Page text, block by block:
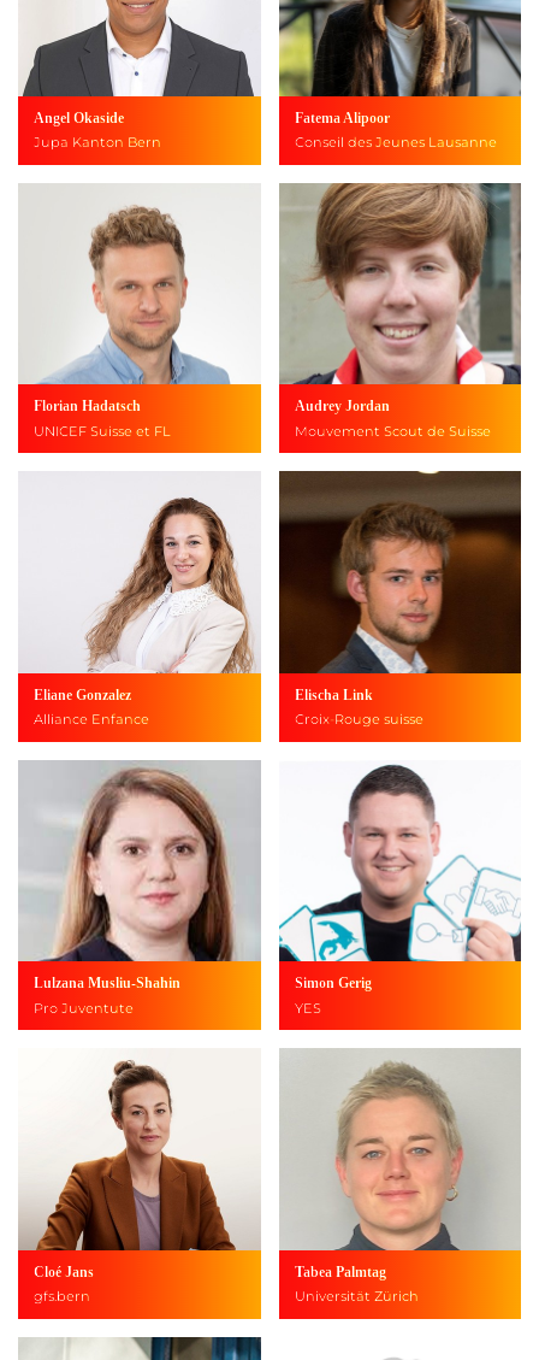
Angel Okaside
Jupa Kanton Bern
Fatema Alipoor
Conseil des Jeunes Lausanne
Florian Hadatsch
UNICEF Suisse et FL
Audrey Jordan
Mouvement Scout de Suisse
Eliane Gonzalez
Alliance Enfance
Elischa Link
Croix-Rouge suisse
Lulzana Musliu-Shahin
Pro Juventute
Simon Gerig
YES
Cloé Jans
gfs.bern
Tabea Palmtag
Universität Zürich